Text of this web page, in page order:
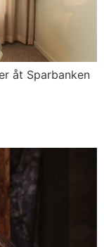
åt Sparbanken